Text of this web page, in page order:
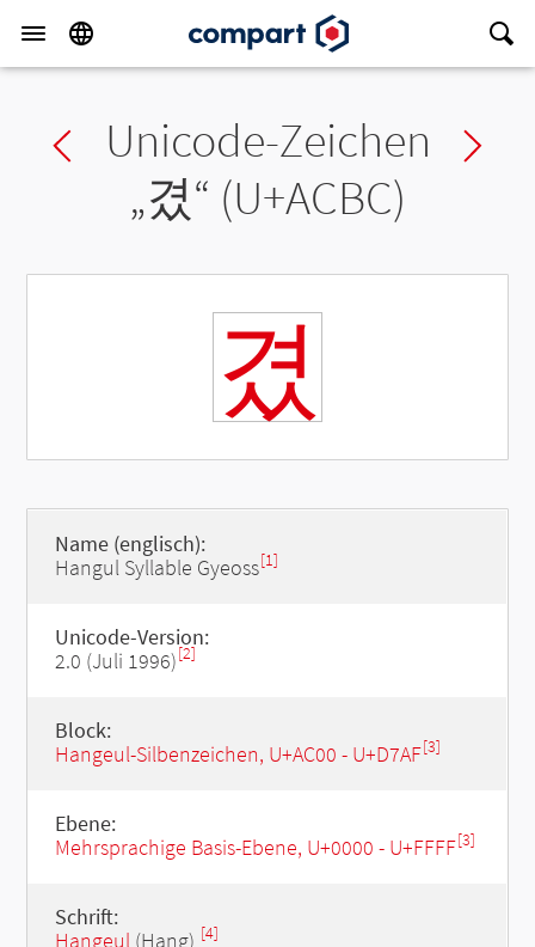
Previous char
Unicode-Zeichen
„겼“ (U+ACBC)
겼
Name (englisch):
Hangul Syllable Gyeoss[1]
Unicode-Version:
2.0 (Juli 1996)[2]
Block:
Hangeul-Silbenzeichen, U+AC00 - U+D7AF[3]
Ebene:
Mehrsprachige Basis-Ebene, U+0000 - U+FFFF[3]
Schrift:
Hangeul(Hang) [4]